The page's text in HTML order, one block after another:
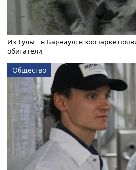
Из Тулы - в Барнаул: в зоопарке
обитатели
Общество